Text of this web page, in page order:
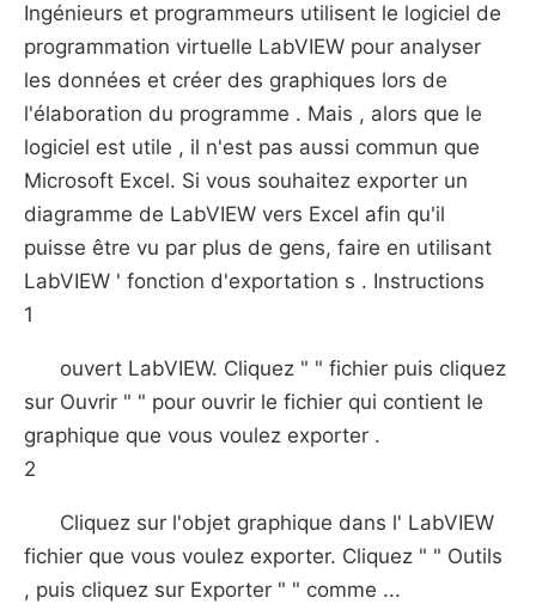
Ingénieurs et programmeurs utilisent le logiciel de
programmation virtuelle LabVIEW pour analyser
les données et créer des graphiques lors de
l'élaboration du programme . Mais , alors que le
logiciel est utile , il n'est pas aussi commun que
Microsoft Excel. Si vous souhaitez exporter un
diagramme de LabVIEW vers Excel afin qu'il
puisse être vu par plus de gens, faire en utilisant
LabVIEW ' fonction d'exportation s . Instructions
1
ouvert LabVIEW. Cliquez " " fichier puis cliquez
sur Ouvrir " " pour ouvrir le fichier qui contient le
graphique que vous voulez exporter .
2
Cliquez sur l'objet graphique dans l' LabVIEW
fichier que vous voulez exporter. Cliquez " " Outils
, puis cliquez sur Exporter " " comme ...